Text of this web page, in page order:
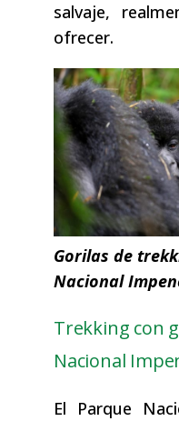
salvaje,
ofrecer.
Gorilas de
Nacional
Trekking con
Nacional
El Parque